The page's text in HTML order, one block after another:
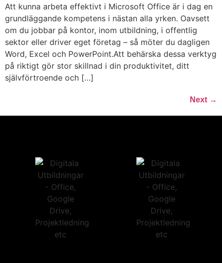
Att kunna arbeta effektivt i Microsoft Office är i dag en
grundläggande kompetens i nästan alla yrken. Oavsett
om du jobbar på kontor, inom utbildning, i offentlig
sektor eller driver eget företag – så möter du dagligen
Word, Excel och PowerPoint.Att behärska dessa verktyg
på riktigt gör stor skillnad i din produktivitet, ditt
självförtroende och […]
Next →